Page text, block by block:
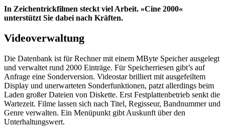
In Zeichentrickfilmen steckt viel Arbeit. »Cine 2000«
unterstützt Sie dabei nach Kräften.
Videoverwaltung
Die Datenbank ist für Rechner mit einem MByte Speicher ausgelegt
und verwaltet rund 2000 Einträge. Für Speicherriesen gibt’s auf
Anfrage eine Sonderversion. Videostar brilliert mit ausgefeiltem
Display und unerwarteten Sonderfunktionen, patzt allerdings beim
Laden großer Dateien von Diskette. Erst Festplattenbetrieb senkt die
Wartezeit. Filme lassen sich nach Titel, Regisseur, Bandnummer und
Genre verwalten. Ein Menüpunkt gibt Auskunft über den
Unterhaltungswert.